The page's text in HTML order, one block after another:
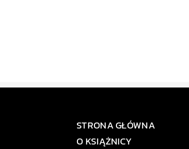
STRONA GŁÓWNA
O KSIĄŻNICY